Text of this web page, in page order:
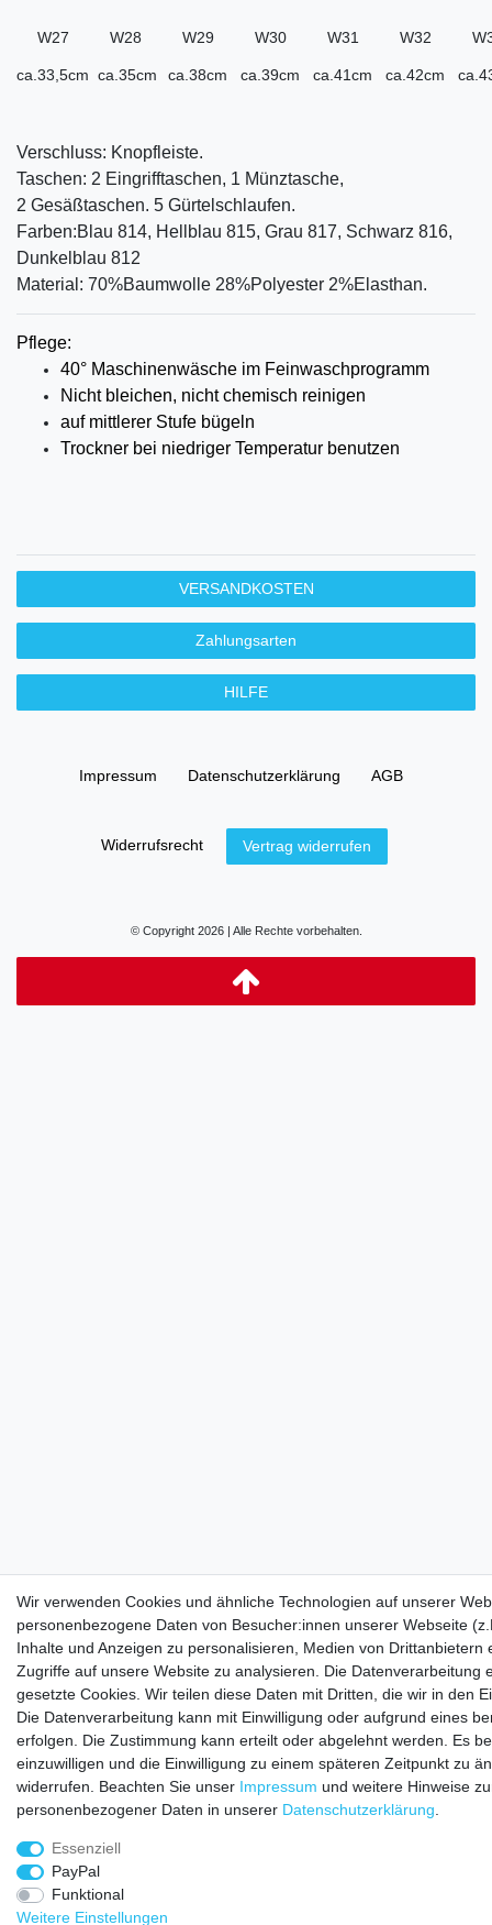
W27 W28 W29 W30 W31 W32
ca.33,5cm ca.35cm ca.38cm ca.39cm ca.41cm ca.42cm
Verschluss: Knopfleiste.
Taschen: 2 Eingrifftaschen, 1 Münztasche,
2 Gesäßtaschen. 5 Gürtelschlaufen.
Farben:Blau 814, Hellblau 815, Grau 817, Schwarz 816,
Dunkelblau 812
Material: 70%Baumwolle 28%Polyester 2%Elasthan.
Pflege:
40° Maschinenwäsche im Feinwaschprogramm
Nicht bleichen, nicht chemisch reinigen
auf mittlerer Stufe bügeln
Trockner bei niedriger Temperatur benutzen
VERSANDKOSTEN
Zahlungsarten
HILFE
Impressum Daten­schutz­erklärung AGB
Widerrufs­recht Vertrag widerrufen
© Copyright 2026 | Alle Rechte vorbehalten.
Wir verwenden Cookies und ähnliche Technologien auf unserer
personenbezogene Daten von Besucher:innen unserer Webseite
Inhalte und Anzeigen zu personalisieren, Medien von Drittanbietern
Zugriffe auf unsere Website zu analysieren. Die Datenverarbeitung
gesetzte Cookies. Wir teilen diese Daten mit Dritten, die wir in den
Die Datenverarbeitung kann mit Einwilligung oder aufgrund eines
erfolgen. Die Zustimmung kann erteilt oder abgelehnt werden. Es
einzuwilligen und die Einwilligung zu einem späteren Zeitpunkt zu
widerrufen. Beachten Sie unser Impressum und weitere Hinweise
personenbezogener Daten in unserer Daten­schutz­erklärung
Essenziell
PayPal
Funktional
Weitere Einstellungen